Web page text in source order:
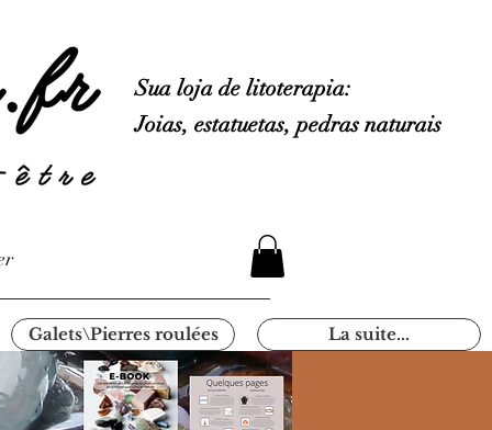
Sua loja de litoterapia:
Joias, estatuetas, pedras naturais
Galets\Pierres roulées La suite...